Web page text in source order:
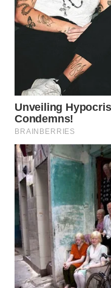
INFRASTRUKTUR
WAHANA
LISTRIK
WAHANA
WAHANA
TV
WAHANANEWS
ID
WAHANANEWS
CO ID